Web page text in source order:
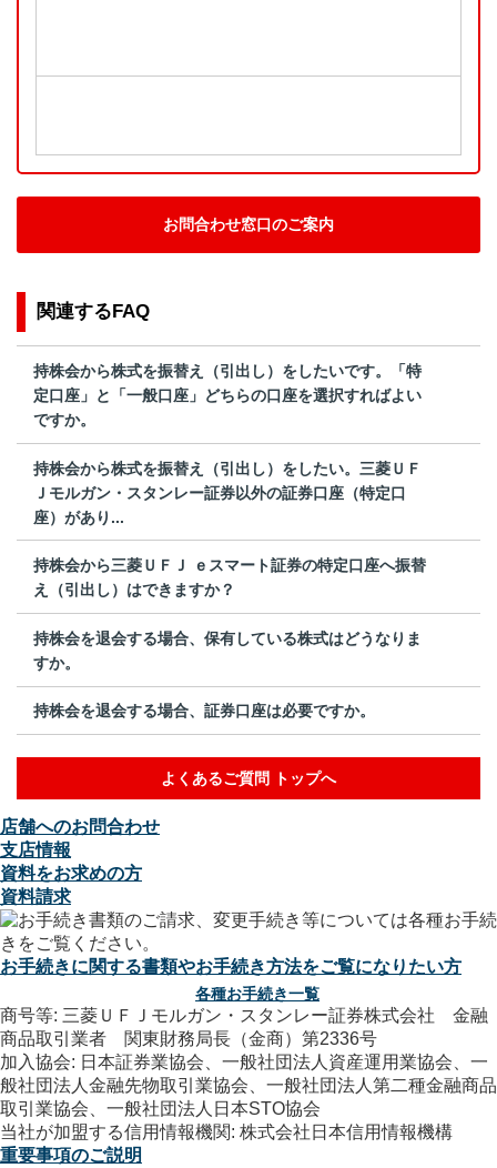
お問合わせ窓口のご案内
関連するFAQ
持株会から株式を振替え（引出し）をしたいです。「特
定口座」と「一般口座」どちらの口座を選択すればよい
ですか。
持株会から株式を振替え（引出し）をしたい。三菱ＵＦ
Ｊモルガン・スタンレー証券以外の証券口座（特定口
座）があり...
持株会から三菱ＵＦＪ ｅスマート証券の特定口座へ振替
え（引出し）はできますか？
持株会を退会する場合、保有している株式はどうなりま
すか。
持株会を退会する場合、証券口座は必要ですか。
よくあるご質問 トップへ
店舗へのお問合わせ
支店情報
資料をお求めの方
資料請求
お手続きに関する書類やお手続き方法をご覧になりたい方
各種お手続き一覧
商号等: 三菱ＵＦＪモルガン・スタンレー証券株式会社 金融
商品取引業者 関東財務局長（金商）第2336号
加入協会: 日本証券業協会、一般社団法人資産運用業協会、一
般社団法人金融先物取引業協会、一般社団法人第二種金融商品
取引業協会、一般社団法人日本STO協会
当社が加盟する信用情報機関: 株式会社日本信用情報機構
重要事項のご説明